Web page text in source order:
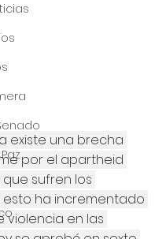
las regiones:
reforma al
de
- SGP
existe una brecha
por el apartheid
sufren los
esto ha incrementado
violencia en las